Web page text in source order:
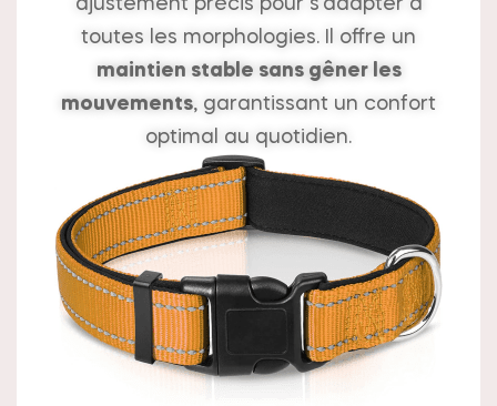
ajustement précis pour s’adapter à
toutes les morphologies. Il offre un
maintien stable sans gêner les
mouvements, garantissant un confort
optimal au quotidien.